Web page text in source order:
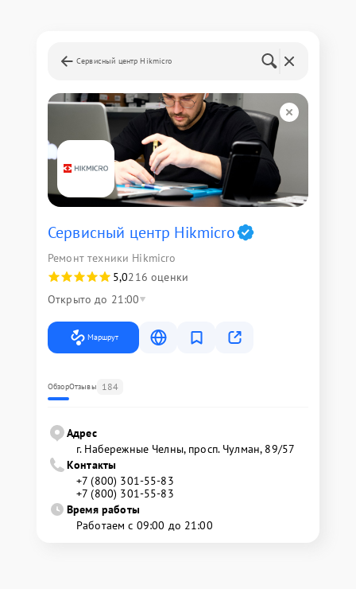
Сервисный центр Hikmicro
Сервисный центр Hikmicro
Ремонт техники Hikmicro
5,0216 оценки
Открыто до 21:00
Маршрут
ОбзорОтзывы 184
Адрес
г. Набережные Челны, просп. Чулман, 89/57
Контакты
+7 (800) 301-55-83
+7 (800) 301-55-83
Время работы
Работаем с 09:00 до 21:00